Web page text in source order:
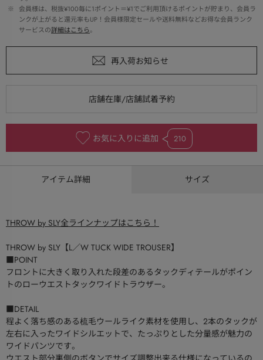
※
会員様は、税抜¥100毎に1ポイント＝¥1でご利用頂けるポイントが貯まり、会員ラ
ンクが上がると還元率もUP！会員様限定セールや送料無料などお得な会員ランク
サービスの詳細はこちら。
お気に入りに追加 210
アイテム詳細 サイズ
THROW by SLY全ラインナップはこちら！
THROW by SLY【L／W TUCK WIDE TROUSER】
■POINT
フロントに大きく取り入れた段差のあるタックディテールがポイン
トのローウエストタックワイドトラウザー。
■DETAIL
程よく落ち感のある梳毛ウールライク素材を使用し、2本のタックが
左右に入ったワイドシルエットで、たっぷりとした分量感が魅力の
ワイドパンツです。